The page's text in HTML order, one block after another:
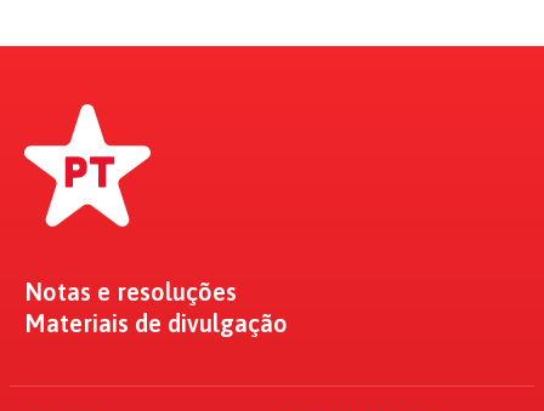
Notas e resoluções
Materiais de divulgação